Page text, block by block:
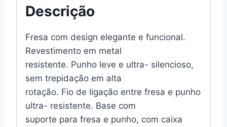
Descrição
Fresa com design elegante e funcional.
Revestimento em metal
resistente. Punho leve e ultra- silencioso,
sem trepidação em alta
rotação. Fio de ligação entre fresa e punho
ultra- resistente. Base com
suporte para fresa e punho, com caixa